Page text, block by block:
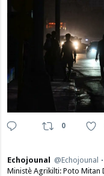
0
Echojounal @Echojounal
Ministè Agrikilti: Poto Mitan